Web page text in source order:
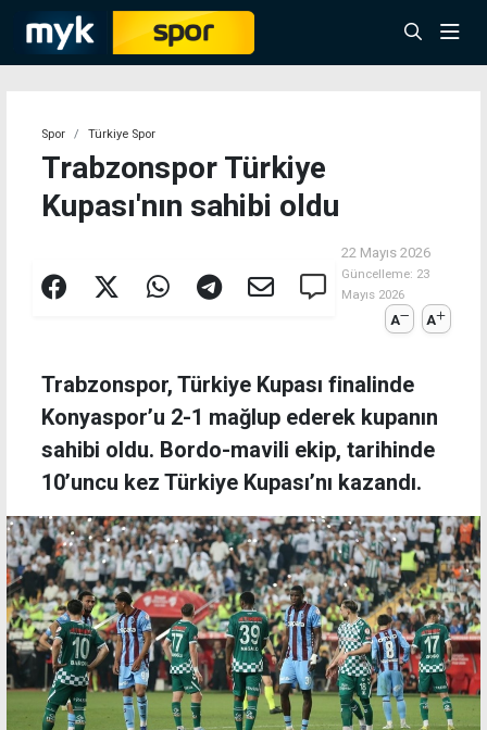
Spor Türkiye Spor
Trabzonspor Türkiye
Kupası'nın sahibi oldu
22 Mayıs 2026
Güncelleme: 23
Mayıs 2026
A A
Trabzonspor, Türkiye Kupası finalinde
Konyaspor’u 2-1 mağlup ederek kupanın
sahibi oldu. Bordo-mavili ekip, tarihinde
10’uncu kez Türkiye Kupası’nı kazandı.